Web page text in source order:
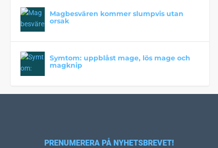
Magbesvären kommer slumpvis utan
orsak
Symtom: uppblåst mage, lös mage och
magknip
PRENUMERERA PÅ NYHETSBREVET!